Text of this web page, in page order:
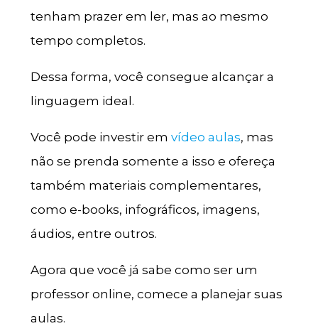
tenham prazer em ler, mas ao mesmo
tempo completos.
Dessa forma, você consegue alcançar a
linguagem ideal.
Você pode investir em vídeo aulas, mas
não se prenda somente a isso e ofereça
também materiais complementares,
como e-books, infográficos, imagens,
áudios, entre outros.
Agora que você já sabe como ser um
professor online, comece a planejar suas
aulas.